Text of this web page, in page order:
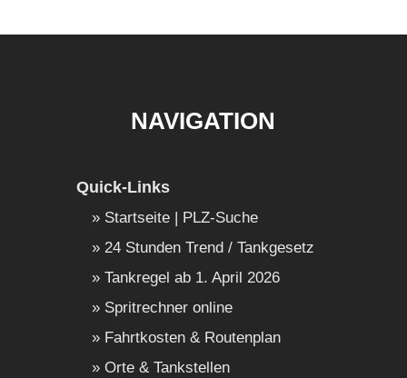
NAVIGATION
Quick-Links
Startseite | PLZ-Suche
24 Stunden Trend / Tankgesetz
Tankregel ab 1. April 2026
Spritrechner online
Fahrtkosten & Routenplan
Orte & Tankstellen